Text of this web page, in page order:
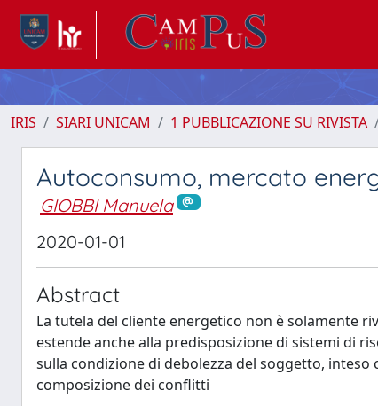
IRIS SIARI UNICAM 1 PUBBLICAZIONE SU RIVISTA
Autoconsumo, mercato
GIOBBI Manuela
2020-01-01
Abstract
La tutela del cliente energetico non è solamente
estende anche alla predisposizione di sistemi di
sulla condizione di debolezza del soggetto,
composizione dei conflitti